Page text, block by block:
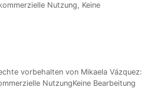
Nut­zung, Kei­ne
vor­be­hal­ten von Mikae­la Váz­quez:
Nut­zungK­ei­ne Bearbeitung